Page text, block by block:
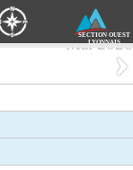
SECTION OUEST
LYONNAIS
Mai 2026